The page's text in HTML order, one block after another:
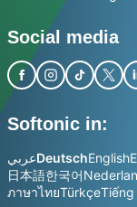
Social media
Softonic in:
عربيDeutschEnglish
日本語한국어
ภาษาไทยTürkçeTiếng